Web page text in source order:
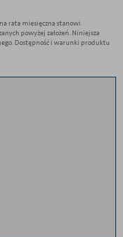
rata miesięczna stanowi
powyżej założeń. Niniejsza
Dostępność i warunki produktu